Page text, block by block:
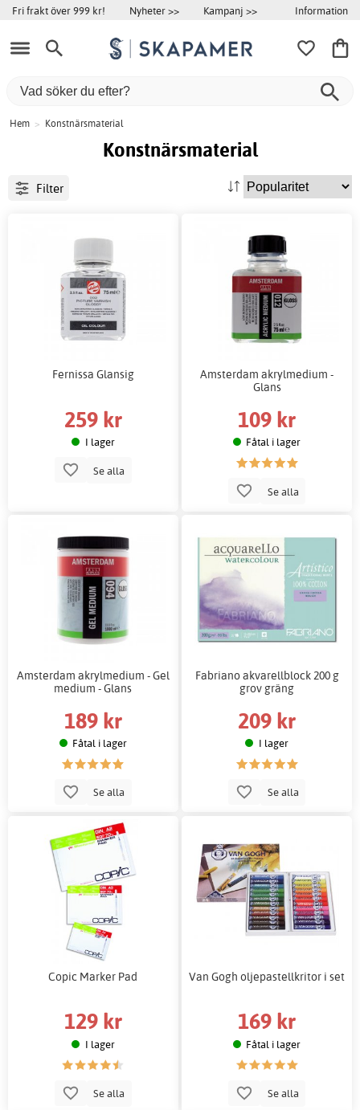
Fri frakt över 999 kr! Nyheter >> Kampanj >> Information
Hem > Konstnärsmaterial
Konstnärsmaterial
Filter
Fernissa Glansig
259 kr
I lager
Se alla
Amsterdam akrylmedium -
Glans
109 kr
Fåtal i lager
Se alla
Amsterdam akrylmedium - Gel
medium - Glans
189 kr
Fåtal i lager
Se alla
Fabriano akvarellblock 200 g
grov gräng
209 kr
I lager
Se alla
Copic Marker Pad
129 kr
I lager
Se alla
Van Gogh oljepastellkritor i set
169 kr
Fåtal i lager
Se alla